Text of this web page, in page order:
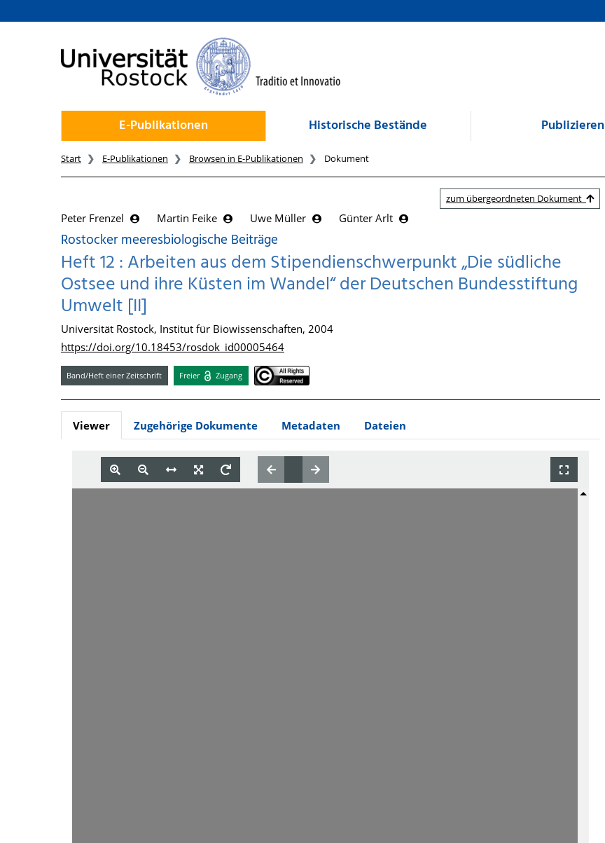
zum Inhalt
E-Publikationen Historische Bestände Publizieren
Start E-Publikationen Browsen in E-Publikationen Dokument
zum übergeordneten Dokument
Peter Frenzel Martin Feike Uwe Müller Günter Arlt
Rostocker meeresbiologische Beiträge
Heft 12 : Arbeiten aus dem Stipendienschwerpunkt „Die südliche
Ostsee und ihre Küsten im Wandel“ der Deutschen Bundesstiftung
Umwelt [II]
Universität Rostock, Institut für Biowissenschaften, 2004
https://doi.org/10.18453/rosdok_id00005464
Band/Heft einer Zeitschrift Freier Zugang
Viewer Zugehörige Dokumente Metadaten Dateien